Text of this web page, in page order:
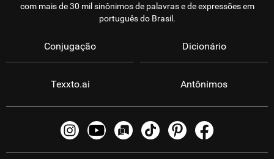
com mais de 30 mil sinônimos de palavras e de expressões em
português do Brasil.
Conjugação Dicionário
Texxto.ai Antônimos